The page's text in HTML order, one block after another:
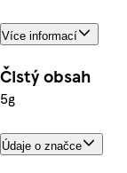
Více informací
Čistý obsah
5g
Údaje o značce